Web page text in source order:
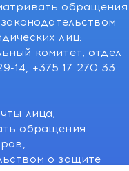
обращения
лиц:
комитет, отдел
14, +375 17 270 33
лица,
обращения
о защите